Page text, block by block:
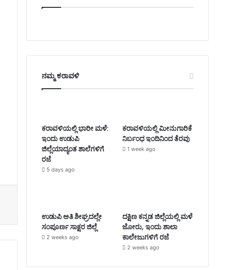
ನಮ್ಮ ಕರಾವಳಿ
ಕರಾವಳಿಯಲ್ಲಿ ಭಾರೀ ಮಳೆ:
ಇಂದು ಉಡುಪಿ
ಜಿಲ್ಲೆಯಾದ್ಯಂತ ಶಾಲೆಗಳಿಗೆ
ರಜೆ
5 days ago
ಕರಾವಳಿಯಲ್ಲಿ ಮೀನುಗಾರಿಕೆ
ನಿರ್ಬಂಧ ಇಂದಿನಿಂದ ತೆರವು
1 week ago
ಉಡುಪಿ ಅತಿ ಶೀಘ್ರದಲ್ಲೇ
ಸಂಪೂರ್ಣ ಸಾಕ್ಷರ ಜಿಲ್ಲೆ
2 weeks ago
ದಕ್ಷಿಣ ಕನ್ನಡ ಜಿಲ್ಲೆಯಲ್ಲಿ ಮಳೆ
ಜೋರು, ಇಂದು ಶಾಲಾ
ಕಾಲೇಜುಗಳಿಗೆ ರಜೆ
2 weeks ago